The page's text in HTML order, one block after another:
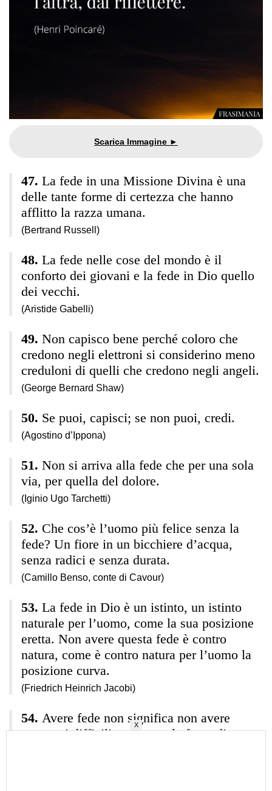
La fede in una Missione Divina è una
delle tante forme di certezza che hanno
afflitto la razza umana.
(Bertrand Russell)
La fede nelle cose del mondo è il
conforto dei giovani e la fede in Dio quello
dei vecchi.
(Aristide Gabelli)
Non capisco bene perché coloro che
credono negli elettroni si considerino meno
creduloni di quelli che credono negli angeli.
(George Bernard Shaw)
Se puoi, capisci; se non puoi, credi.
(Agostino d’Ippona)
Non si arriva alla fede che per una sola
via, per quella del dolore.
(Iginio Ugo Tarchetti)
Che cos’è l’uomo più felice senza la
fede? Un fiore in un bicchiere d’acqua,
senza radici e senza durata.
(Camillo Benso, conte di Cavour)
La fede in Dio è un istinto, un istinto
naturale per l’uomo, come la sua posizione
eretta. Non avere questa fede è contro
natura, come è contro natura per l’uomo la
posizione curva.
(Friedrich Heinrich Jacobi)
Avere fede non significa non avere
momenti difficili, ma avere la forza di
X